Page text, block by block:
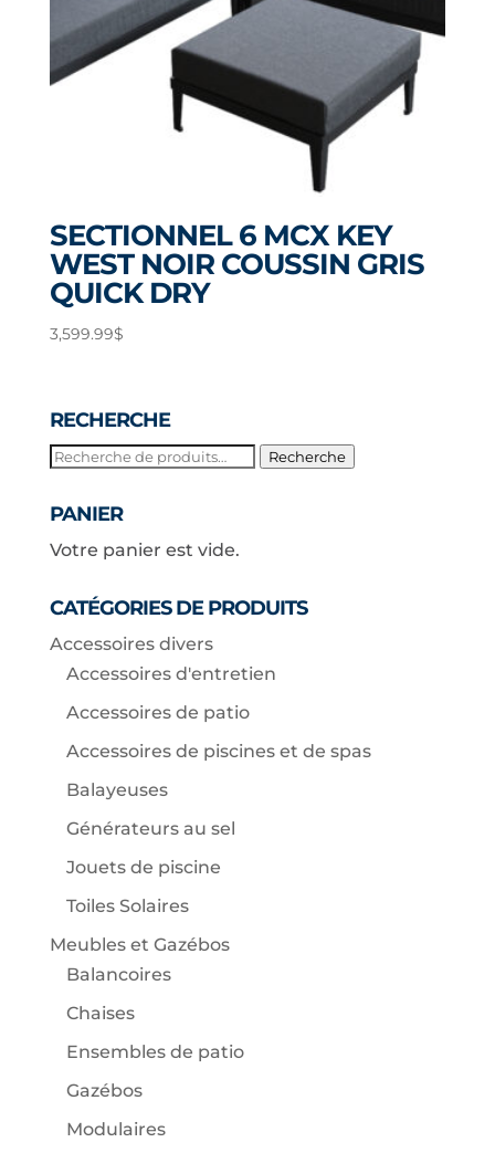
SECTIONNEL 6 MCX KEY
WEST NOIR COUSSIN GRIS
QUICK DRY
3,599.99$
RECHERCHE
Recherche
Recherche
PANIER
Votre panier est vide.
CATÉGORIES DE PRODUITS
Accessoires divers
Accessoires d'entretien
Accessoires de patio
Accessoires de piscines et de spas
Balayeuses
Générateurs au sel
Jouets de piscine
Toiles Solaires
Meubles et Gazébos
Balancoires
Chaises
Ensembles de patio
Gazébos
Modulaires